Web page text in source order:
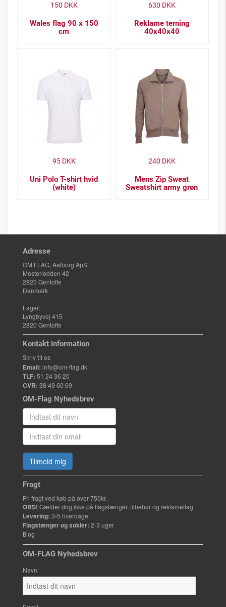
Wales flag 90 x 150
cm
150 DKK
Reklame terning
40x40x40
630 DKK
Uni Polo T-shirt hvid
(white)
95DKK
Mens Zip Sweat
Sweatshirt army grøn
240 DKK
Adresse
OM FLAG, Aalborg ApS
Mesterlodden 42
2820 Gentofte
Danmark
Lager:
Lyngbyvej 415
2820 Gentofte
Kontakt information
Skriv til os
Email: info@om-flag.dk
TLF: 51 24 36 20
CVR: 38 49 60 69
OM-Flag Nyhedsbrev
Tilmeld mig
Fragt
Fri fragt ved køb på over 750kr.
OBS! Gælder dog ikke på flagstænger, tilbehør og reklameflag
Levering: 3-5 hverdage.
Flagstænger og sokler: 2-3 uger
Blog
OM-FLAG Nyhedsbrev
Navn